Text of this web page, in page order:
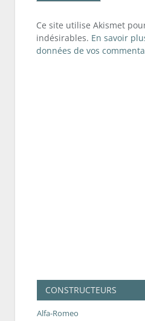
Ce site utilise Akismet
indésirables. En savoir
données de vos
CONSTRUCTEURS
Alfa-Romeo